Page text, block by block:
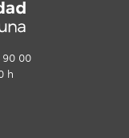
90 00
h